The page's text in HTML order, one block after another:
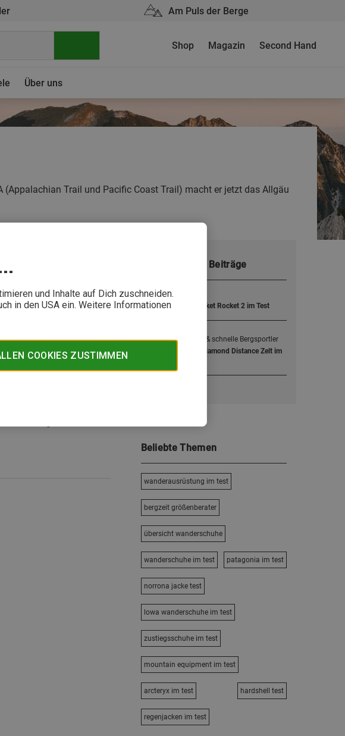
und Inhalte auf Dich zuschneiden.
in den USA ein. Weitere Informationen
COOKIES ZUSTIMMEN
Am Puls der Berge
Über uns
Shop Magazin Second Hand
Trail und Pacific Coast Trail) macht er jetzt das Allgäu
die es superleicht mögen,
Meistgelesene Beiträge
1 Klein, aber oho!
Gaskocher MSR Pocket Rocket 2 im Test
2 Für Minimalisten & schnelle Bergsportler
Ultraleichtes Black Diamond Distance Zelt im
Beliebte Themen
wanderausrüstung im test
bergzeit größenberater
übersicht wanderschuhe
wanderschuhe im test patagonia im test
norrona jacke test
lowa wanderschuhe im test
zustiegsschuhe im test
mountain equipment im test
arcteryx im test hardshell test
regenjacken im test